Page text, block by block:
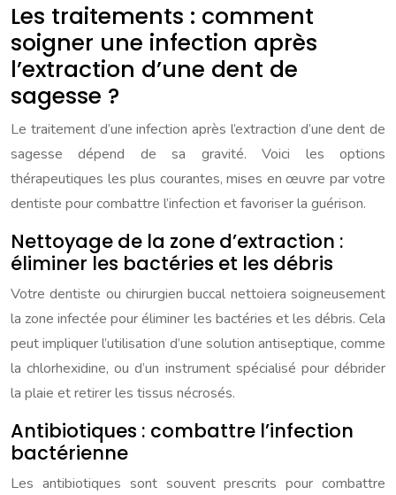
Les traitements : comment
soigner une infection après
l’extraction d’une dent de
sagesse ?
Le traitement d’une infection après l’extraction d’une dent de
sagesse dépend de sa gravité. Voici les options
thérapeutiques les plus courantes, mises en œuvre par votre
dentiste pour combattre l’infection et favoriser la guérison.
Nettoyage de la zone d’extraction :
éliminer les bactéries et les débris
Votre dentiste ou chirurgien buccal nettoiera soigneusement
la zone infectée pour éliminer les bactéries et les débris. Cela
peut impliquer l’utilisation d’une solution antiseptique, comme
la chlorhexidine, ou d’un instrument spécialisé pour débrider
la plaie et retirer les tissus nécrosés.
Antibiotiques : combattre l’infection
bactérienne
Les antibiotiques sont souvent prescrits pour combattre